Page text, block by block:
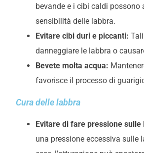
bevande e i cibi caldi possono
sensibilità delle labbra.
Evitare cibi duri e piccanti:
danneggiare le labbra o
Bevete molta acqua:
favorisce il processo di
Cura delle labbra
Evitare di fare pressione sulle
una pressione eccessiva sulle